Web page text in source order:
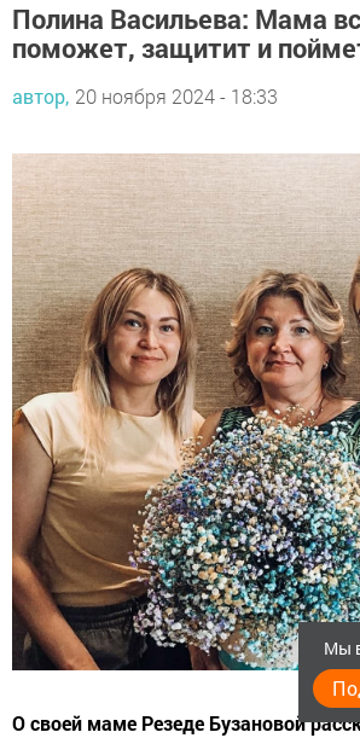
Полина Васильева: Мама
поможет, защитит и
автор, 20 ноября 2024 - 18:33
О своей маме Резеде Бузановой
Мы